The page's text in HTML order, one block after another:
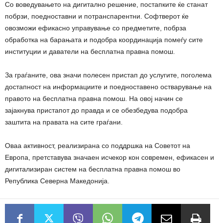
Со воведувањето на дигитално решение, постапките ќе станат
побрзи, поедноставни и потранспарентни. Софтверот ќе
овозможи ефикасно управување со предметите, побрза
обработка на барањата и подобра координација помеѓу сите
институции и даватели на бесплатна правна помош.
За граѓаните, ова значи полесен пристап до услугите, поголема
достапност на информациите и поедноставено остварување на
правото на бесплатна правна помош. На овој начин се
зајакнува пристапот до правда и се обезбедува подобра
заштита на правата на сите граѓани.
Оваа активност, реализирана со поддршка на Советот на
Европа, претставува значаен исчекор кон современ, ефикасен и
дигитализиран систем на бесплатна правна помош во
Република Северна Македонија.